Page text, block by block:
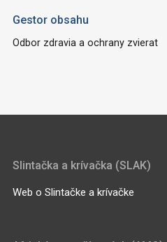
Gestor obsahu
Odbor zdravia a ochrany zvierat
Slintačka a krívačka (SLAK)
Web o Slintačke a krívačke